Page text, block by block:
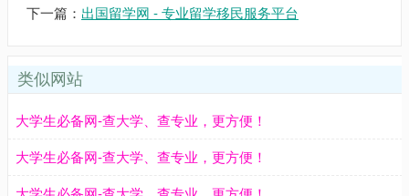
下一篇： 出国留学网 - 专业留学移民服务平台
类似网站
大学生必备网-查大学、查专业，更方便！
大学生必备网-查大学、查专业，更方便！